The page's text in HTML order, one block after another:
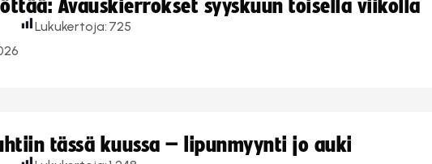
Avauskierrokset syyskuun toisella viikolla
Lukukertoja: 725
tässä kuussa – lipunmyynti jo auki